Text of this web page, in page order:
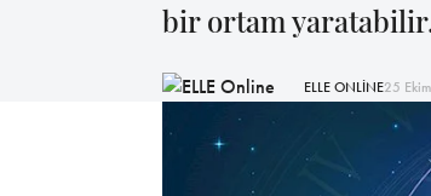
bir ortam
ELLE ONLİNE25